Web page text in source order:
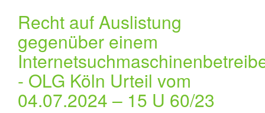
Recht auf Auslistung
gegenüber einem
- OLG Köln Urteil vom
04.07.2024 – 15 U 60/23